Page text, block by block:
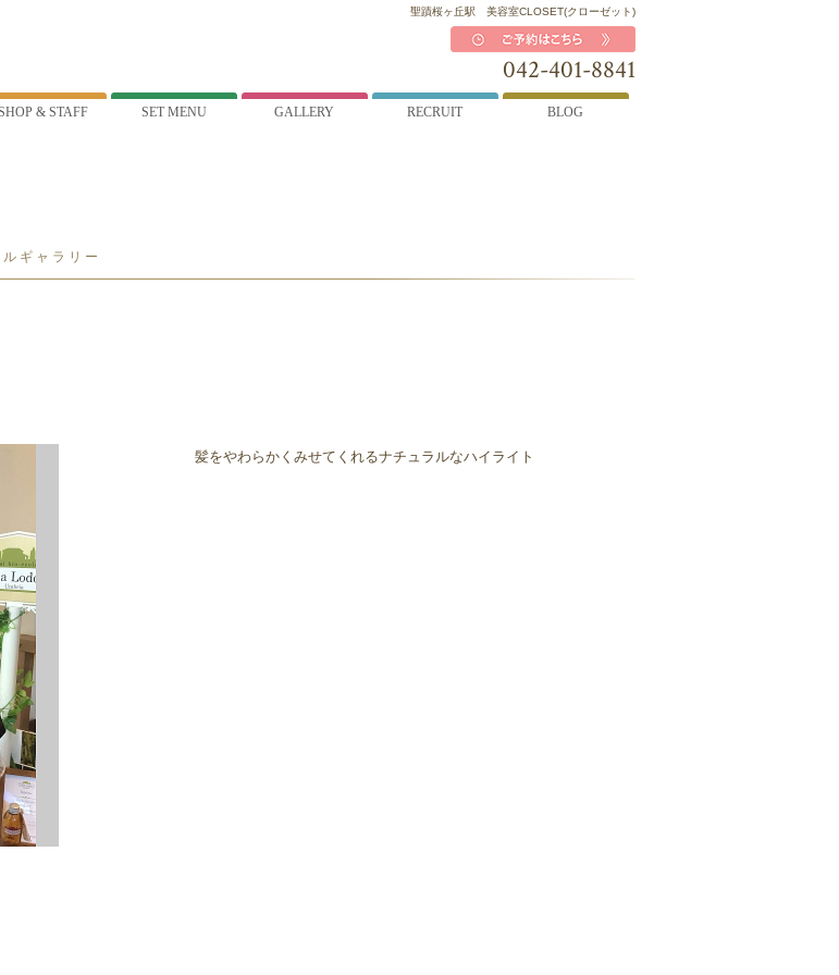
聖蹟桜ヶ丘駅 美容室CLOSET(クローゼット)
042-401-8841
& STAFF SET MENU GALLERY RECRUIT BLOG
ギャラリー
髪をやわらかくみせてくれるナチュラルなハイライト